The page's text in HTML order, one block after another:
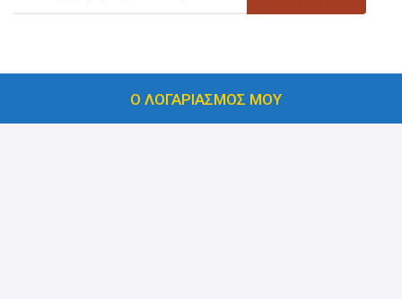
Ο ΛΟΓΑΡΙΑΣΜΟΣ ΜΟΥ